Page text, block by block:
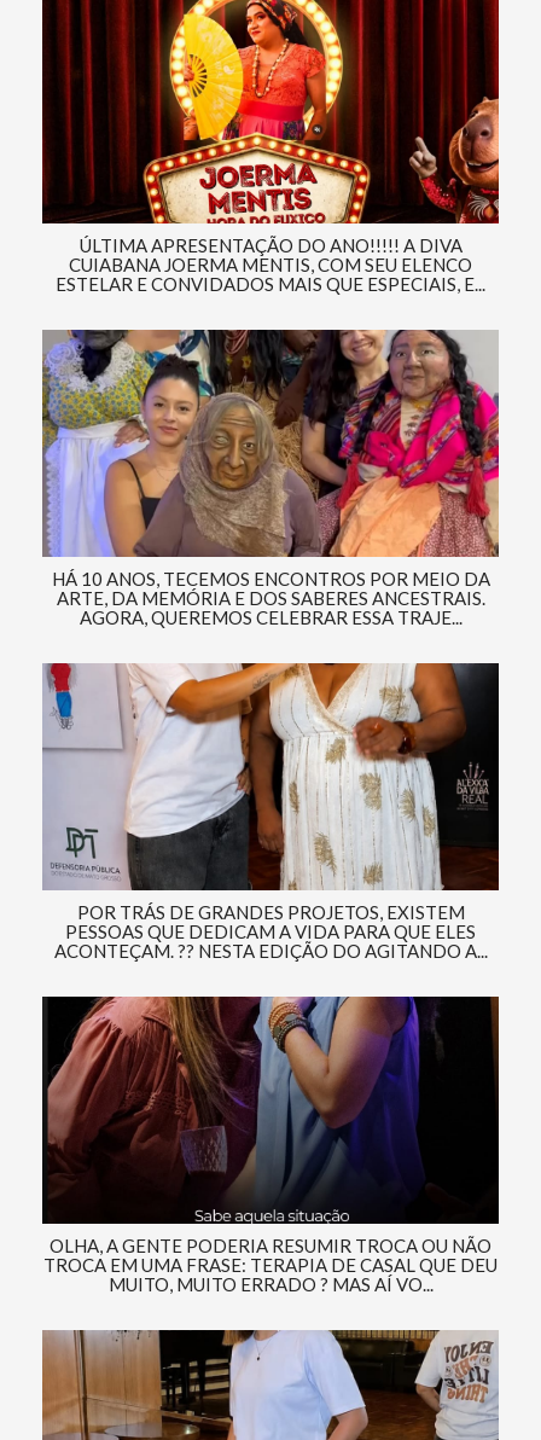
ÚLTIMA APRESENTAÇÃO DO ANO!!!!! A DIVA
CUIABANA JOERMA MENTIS, COM SEU ELENCO
ESTELAR E CONVIDADOS MAIS QUE ESPECIAIS, E...
HÁ 10 ANOS, TECEMOS ENCONTROS POR MEIO DA
ARTE, DA MEMÓRIA E DOS SABERES ANCESTRAIS.
AGORA, QUEREMOS CELEBRAR ESSA TRAJE...
POR TRÁS DE GRANDES PROJETOS, EXISTEM
PESSOAS QUE DEDICAM A VIDA PARA QUE ELES
ACONTEÇAM. ?? NESTA EDIÇÃO DO AGITANDO A...
OLHA, A GENTE PODERIA RESUMIR TROCA OU NÃO
TROCA EM UMA FRASE: TERAPIA DE CASAL QUE DEU
MUITO, MUITO ERRADO ? MAS AÍ VO...